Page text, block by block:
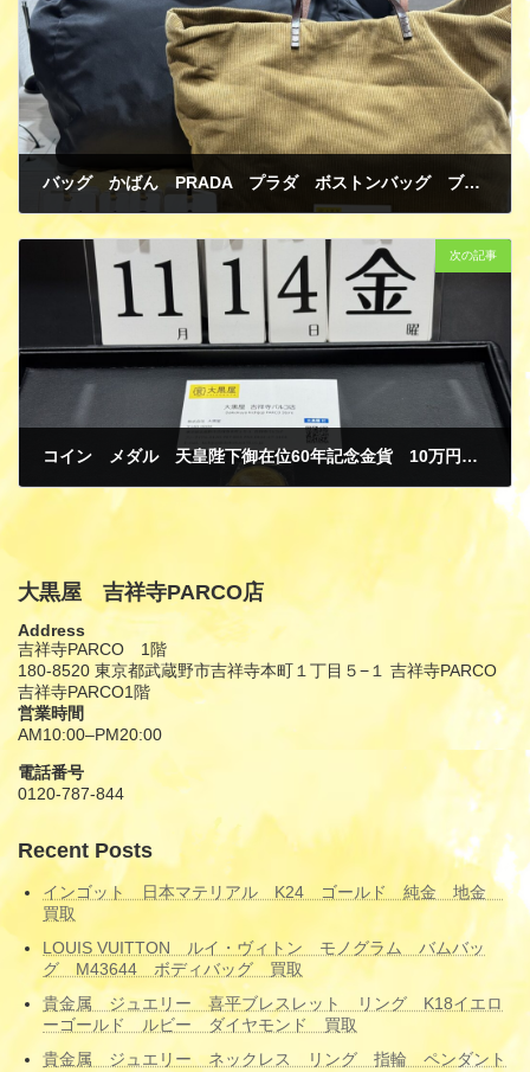
バッグ かばん PRADA プラダ ボストンバッグ ブラック ナイロン FENDI フェンディ トートバッグ ブラウン コーデュロイ/レザー 買取
11月 17, 2025
次の記事
コイン メダル 天皇陛下御在位60年記念金貨 10万円 K24 純金 ゴールド 買取
11月 17, 2025
大黒屋 吉祥寺PARCO店
Address
吉祥寺PARCO 1階
180-8520 東京都武蔵野市吉祥寺本町１丁目５−１ 吉祥寺PARCO
吉祥寺PARCO1階
営業時間
AM10:00–PM20:00
電話番号
0120-787-844
Recent Posts
インゴット 日本マテリアル K24 ゴールド 純金 地金
買取
LOUIS VUITTON ルイ・ヴィトン モノグラム バムバッ
グ M43644 ボディバッグ 買取
貴金属 ジュエリー 喜平ブレスレット リング K18イエロ
ーゴールド ルビー ダイヤモンド 買取
貴金属 ジュエリー ネックレス リング 指輪 ペンダント